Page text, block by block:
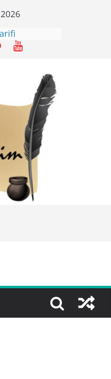
Tarifi
Tarifi